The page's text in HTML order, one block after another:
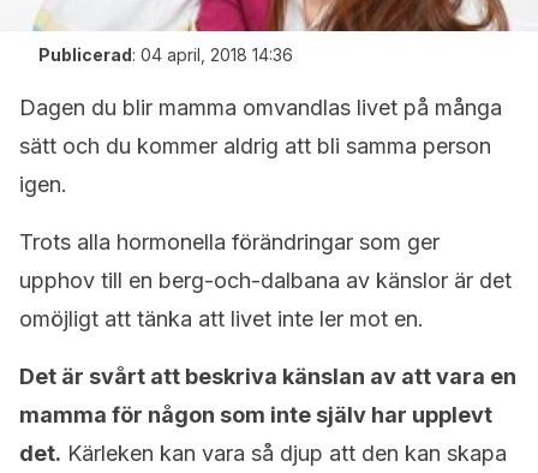
Publicerad: 04 april, 2018 14:36
Dagen du blir mamma omvandlas livet på många
sätt och du kommer aldrig att bli samma person
igen.
Trots alla hormonella förändringar som ger
upphov till en berg-och-dalbana av känslor är det
omöjligt att tänka att livet inte ler mot en.
Det är svårt att beskriva känslan av att vara en
mamma för någon som inte själv har upplevt
det. Kärleken kan vara så djup att den kan skapa